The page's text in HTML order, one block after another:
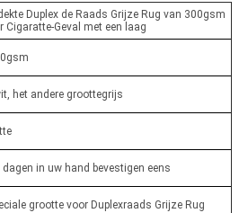
Duplex de Raads Grijze Rug van 300gsm
Cigaratte-Geval met een laag
het andere groottegrijs
dagen in uw hand bevestigen eens
grootte voor Duplexraads Grijze Rug